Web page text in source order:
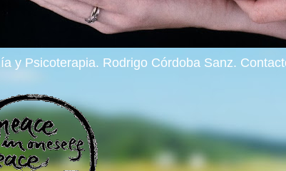
y Psicoterapia. Rodrigo Córdoba Sanz.